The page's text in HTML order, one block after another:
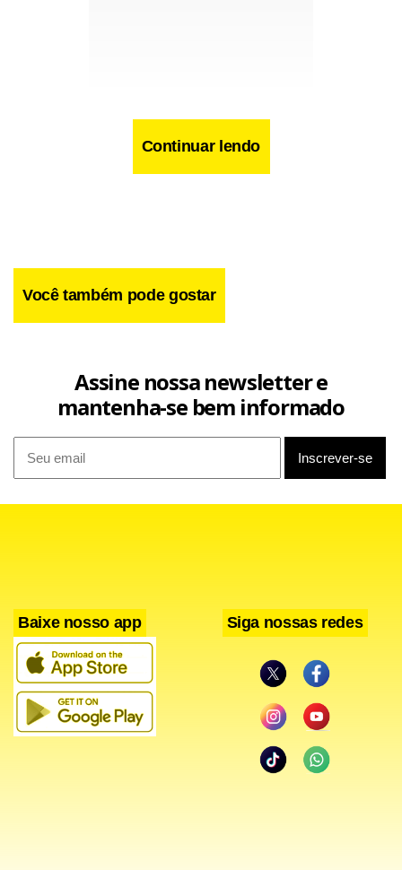
Facebook
WhatsApp
LinkedIn
Twitter
X Telegram
Share
Continuar lendo
Você também pode gostar
Assine nossa newsletter e
mantenha-se bem informado
Baixe nosso app Siga nossas redes